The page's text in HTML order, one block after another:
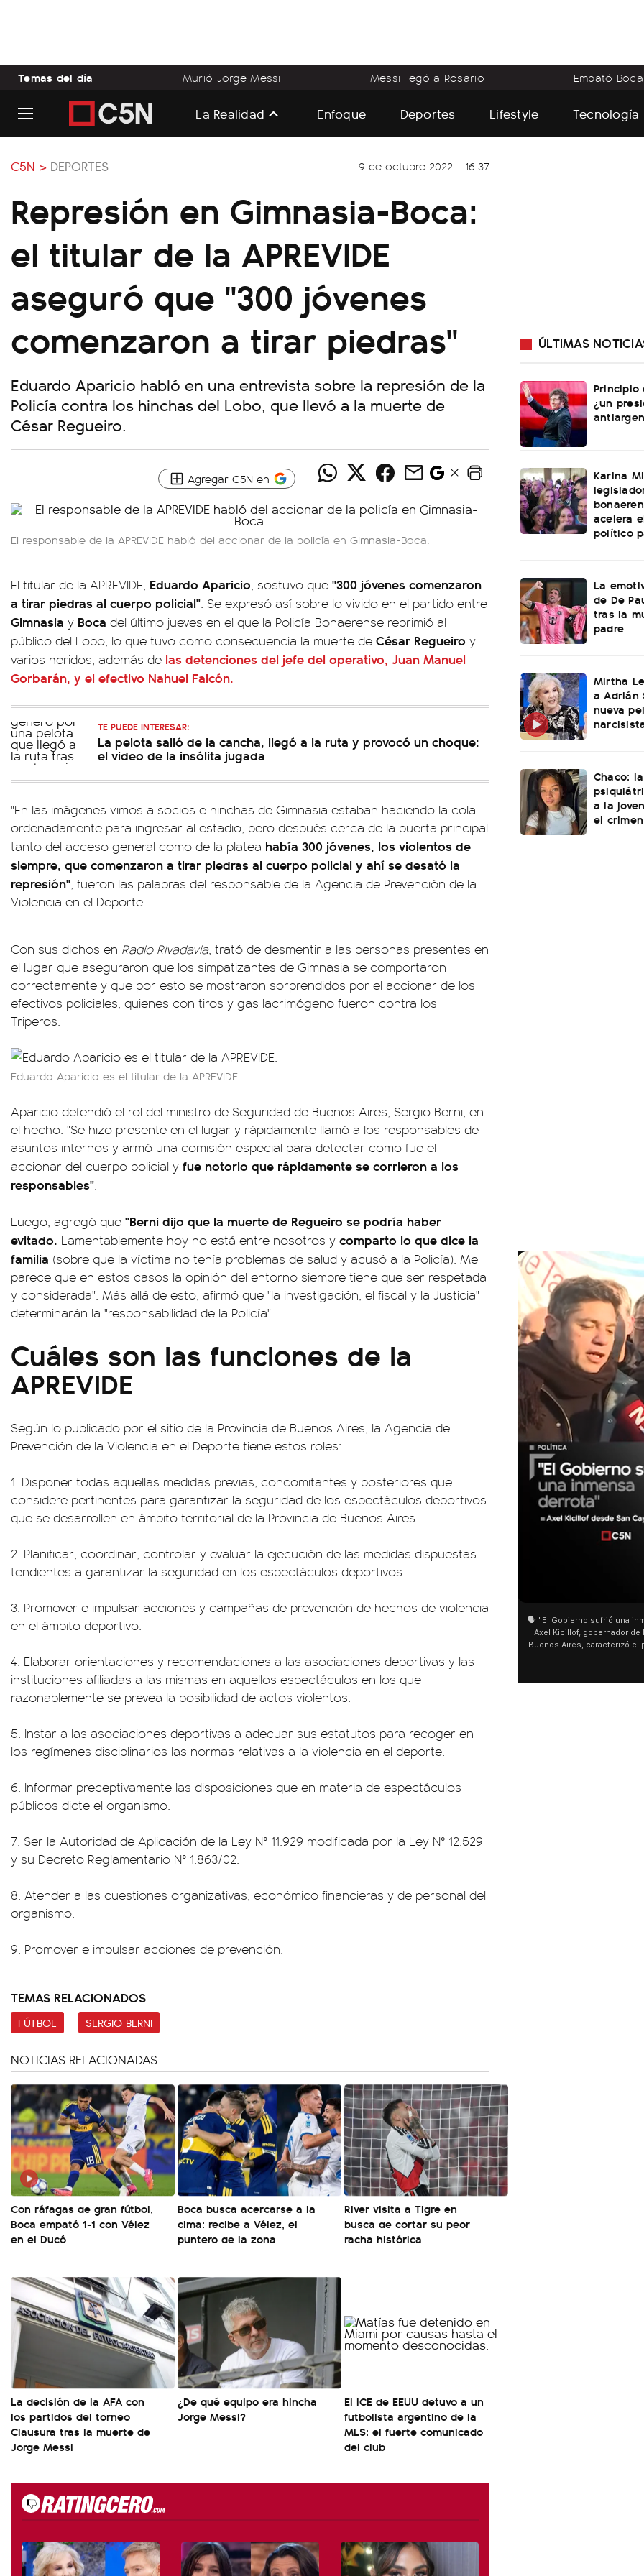
Temas del día Murió Jorge Messi Messi llegó a Rosario Empató Boca
La Realidad Enfoque Deportes Lifestyle Tecnología
C5N > DEPORTES 9 de octubre 2022 - 16:37
Represión en Gimnasia-Boca:
el titular de la APREVIDE
aseguró que "300 jóvenes
comenzaron a tirar piedras"
Eduardo Aparicio habló en una entrevista sobre la represión de la
Policía contra los hinchas del Lobo, que llevó a la muerte de
César Regueiro.
Agregar C5N en
El responsable de la APREVIDE habló del accionar de la policía en Gimnasia-Boca.
El titular de la APREVIDE, Eduardo Aparicio, sostuvo que "300 jóvenes comenzaron
a tirar piedras al cuerpo policial". Se expresó así sobre lo vivido en el partido entre
Gimnasia y Boca del último jueves en el que la Policía Bonaerense reprimió al
público del Lobo, lo que tuvo como consecuencia la muerte de César Regueiro y
varios heridos, además de las detenciones del jefe del operativo, Juan Manuel
Gorbarán, y el efectivo Nahuel Falcón.
TE PUEDE INTERESAR:
La pelota salió de la cancha, llegó a la ruta y provocó un choque:
el video de la insólita jugada
"En las imágenes vimos a socios e hinchas de Gimnasia estaban haciendo la cola
ordenadamente para ingresar al estadio, pero después cerca de la puerta principal
tanto del acceso general como de la platea había 300 jóvenes, los violentos de
siempre, que comenzaron a tirar piedras al cuerpo policial y ahí se desató la
represión", fueron las palabras del responsable de la Agencia de Prevención de la
Violencia en el Deporte.
Con sus dichos en Radio Rivadavia, trató de desmentir a las personas presentes en
el lugar que aseguraron que los simpatizantes de Gimnasia se comportaron
correctamente y que por esto se mostraron sorprendidos por el accionar de los
efectivos policiales, quienes con tiros y gas lacrimógeno fueron contra los
Triperos.
Eduardo Aparicio es el titular de la APREVIDE.
Aparicio defendió el rol del ministro de Seguridad de Buenos Aires, Sergio Berni, en
el hecho: "Se hizo presente en el lugar y rápidamente llamó a los responsables de
asuntos internos y armó una comisión especial para detectar como fue el
accionar del cuerpo policial y fue notorio que rápidamente se corrieron a los
responsables".
Luego, agregó que "Berni dijo que la muerte de Regueiro se podría haber
evitado. Lamentablemente hoy no está entre nosotros y comparto lo que dice la
familia (sobre que la víctima no tenía problemas de salud y acusó a la Policía). Me
parece que en estos casos la opinión del entorno siempre tiene que ser respetada
y considerada". Más allá de esto, afirmó que "la investigación, el fiscal y la Justicia"
determinarán la "responsabilidad de la Policía".
Cuáles son las funciones de la
APREVIDE
Según lo publicado por el sitio de la Provincia de Buenos Aires, la Agencia de
Prevención de la Violencia en el Deporte tiene estos roles:
1. Disponer todas aquellas medidas previas, concomitantes y posteriores que
considere pertinentes para garantizar la seguridad de los espectáculos deportivos
que se desarrollen en ámbito territorial de la Provincia de Buenos Aires.
2. Planificar, coordinar, controlar y evaluar la ejecución de las medidas dispuestas
tendientes a garantizar la seguridad en los espectáculos deportivos.
3. Promover e impulsar acciones y campañas de prevención de hechos de violencia
en el ámbito deportivo.
4. Elaborar orientaciones y recomendaciones a las asociaciones deportivas y las
instituciones afiliadas a las mismas en aquellos espectáculos en los que
razonablemente se prevea la posibilidad de actos violentos.
5. Instar a las asociaciones deportivas a adecuar sus estatutos para recoger en
los regímenes disciplinarios las normas relativas a la violencia en el deporte.
6. Informar preceptivamente las disposiciones que en materia de espectáculos
públicos dicte el organismo.
7. Ser la Autoridad de Aplicación de la Ley N° 11.929 modificada por la Ley N° 12.529
y su Decreto Reglamentario N° 1.863/02.
8. Atender a las cuestiones organizativas, económico financieras y de personal del
organismo.
9. Promover e impulsar acciones de prevención.
TEMAS RELACIONADOS
FÚTBOL SERGIO BERNI
NOTICIAS RELACIONADAS
Con ráfagas de gran fútbol,
Boca empató 1-1 con Vélez
en el Ducó
Boca busca acercarse a la
cima: recibe a Vélez, el
puntero de la zona
River visita a Tigre en
busca de cortar su peor
racha histórica
La decisión de la AFA con
los partidos del torneo
Clausura tras la muerte de
Jorge Messi
¿De qué equipo era hincha
Jorge Messi?
El ICE de EEUU detuvo a un
futbolista argentino de la
MLS: el fuerte comunicado
del club
ÚLTIMAS
Principio
¿un
Karina
acelera
político
La
de De
tras la
padre
Mirtha
a Adrián
nueva
Chaco:
a la
el
🗣️ "El Gobierno sufrió una
Axel Kicillof, gobernador de la
Buenos Aires, caracterizó el
como "una lista sábana con
y destacó "la movilización